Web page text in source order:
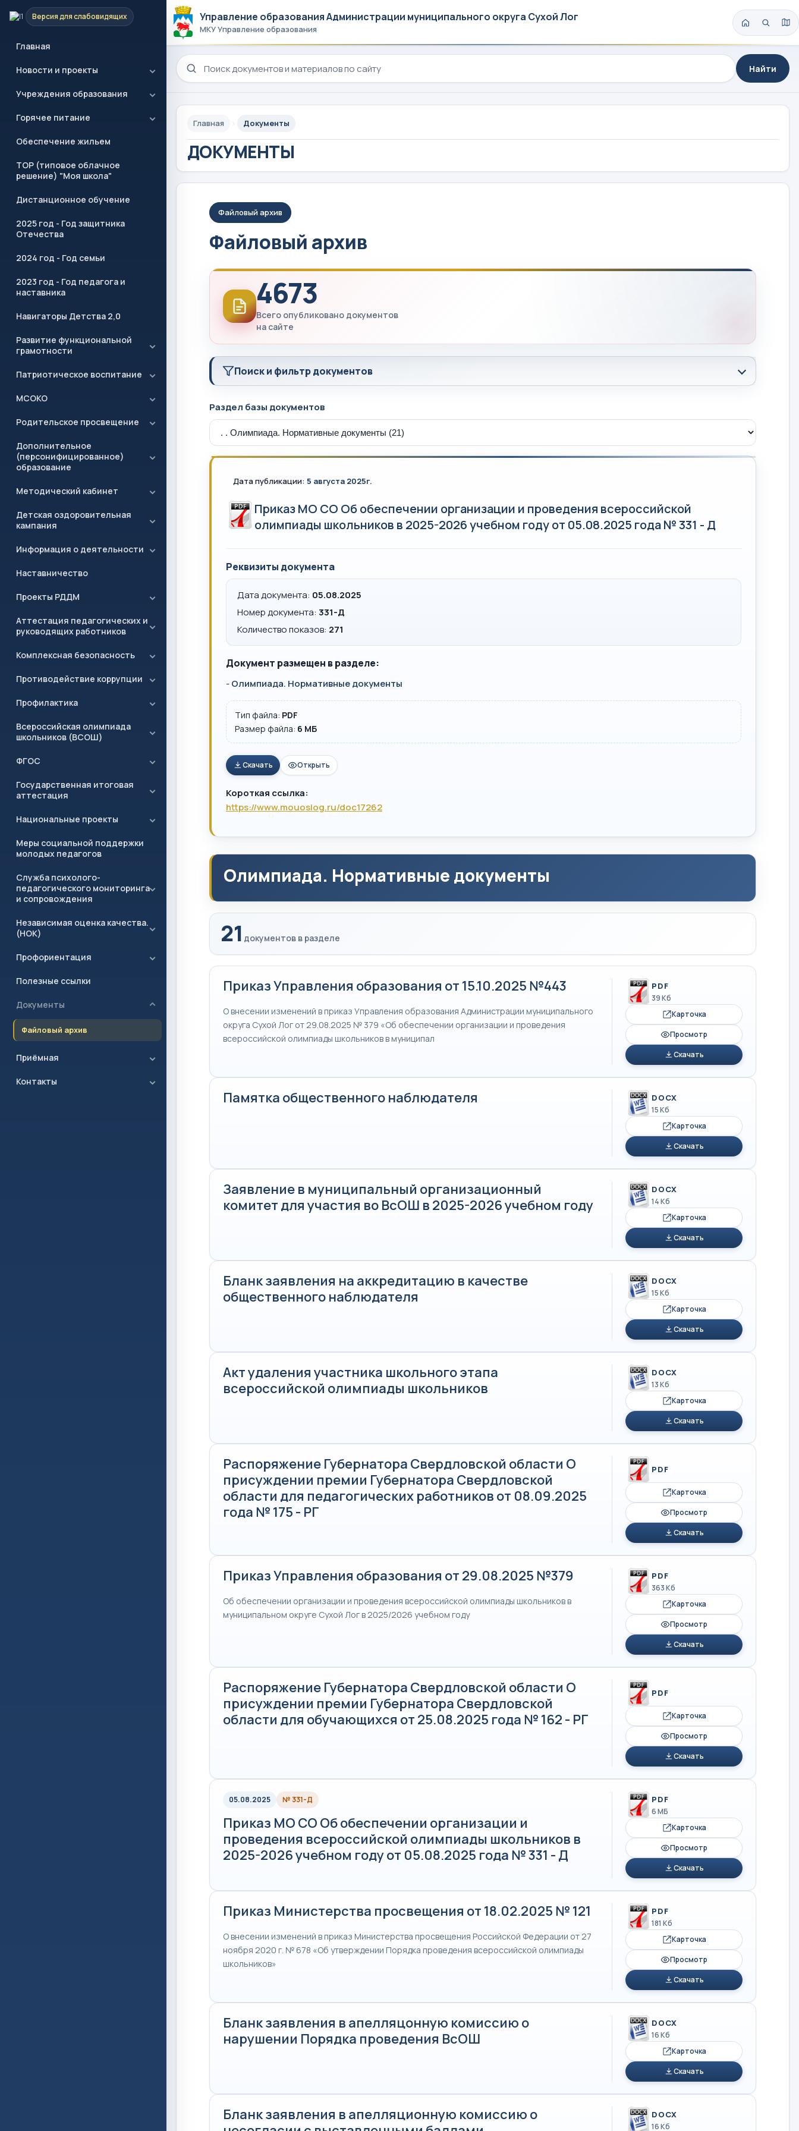
Версия для слабовидящих
Главная
Новости и проекты
Учреждения образования
Горячее питание
Обеспечение жильем
ТОР (типовое облачное
решение) "Моя школа"
Дистанционное обучение
2025 год - Год защитника
Отечества
2024 год - Год семьи
2023 год - Год педагога и
наставника
Навигаторы Детства 2,0
Развитие функциональной
грамотности
Патриотическое воспитание
МСОКО
Родительское просвещение
Дополнительное
(персонифицированное)
образование
Методический кабинет
Детская оздоровительная
кампания
Информация о деятельности
Наставничество
Проекты РДДМ
Аттестация педагогических и
руководящих работников
Комплексная безопасность
Противодействие коррупции
Профилактика
Всероссийская олимпиада
школьников (ВСОШ)
ФГОС
Государственная итоговая
аттестация
Национальные проекты
Меры социальной поддержки
молодых педагогов
Служба психолого-
педагогического мониторинга
и сопровождения
Независимая оценка качества.
(НОК)
Профориентация
Полезные ссылки
Документы
Файловый архив
Приёмная
Контакты
Управление образования Администрации муниципального округа Сухой Лог
МКУ Управление образования
Поиск по сайту
Найти
Главная Документы
ДОКУМЕНТЫ
Файловый архив
Файловый архив
4673
Всего опубликовано документов
на сайте
Поиск и фильтр документов
Раздел базы документов
Дата публикации: 5 августа 2025г.
Приказ МО СО Об обеспечении организации и проведения всероссийской
олимпиады школьников в 2025-2026 учебном году от 05.08.2025 года № 331 - Д
Реквизиты документа
Дата документа: 05.08.2025
Номер документа: 331-Д
Количество показов: 271
Документ размещен в разделе:
-Олимпиада. Нормативные документы
Тип файла: PDF
Размер файла: 6 MБ
Скачать Открыть
Короткая ссылка:
https://www.mouoslog.ru/doc17262
Олимпиада. Нормативные документы
21 документов в разделе
Приказ Управления образования от 15.10.2025 №443
О внесении изменений в приказ Управления образования Администрации муниципального
округа Сухой Лог от 29.08.2025 № 379 «Об обеспечении организации и проведения
всероссийской олимпиады школьников в муниципал
PDF
39 Кб
Карточка
Просмотр
Скачать
Памятка общественного наблюдателя DOCX
15 Кб
Карточка
Скачать
Заявление в муниципальный организационный
комитет для участия во ВсОШ в 2025-2026 учебном году
DOCX
14 Кб
Карточка
Скачать
Бланк заявления на аккредитацию в качестве
общественного наблюдателя
DOCX
15 Кб
Карточка
Скачать
Акт удаления участника школьного этапа
всероссийской олимпиады школьников
DOCX
13 Кб
Карточка
Скачать
Распоряжение Губернатора Свердловской области О
присуждении премии Губернатора Свердловской
области для педагогических работников от 08.09.2025
года № 175 - РГ
PDF
Карточка
Просмотр
Скачать
Приказ Управления образования от 29.08.2025 №379
Об обеспечении организации и проведения всероссийской олимпиады школьников в
муниципальном округе Сухой Лог в 2025/2026 учебном году
PDF
363 Кб
Карточка
Просмотр
Скачать
Распоряжение Губернатора Свердловской области О
присуждении премии Губернатора Свердловской
области для обучающихся от 25.08.2025 года № 162 - РГ
PDF
Карточка
Просмотр
Скачать
05.08.2025 № 331-Д
Приказ МО СО Об обеспечении организации и
проведения всероссийской олимпиады школьников в
2025-2026 учебном году от 05.08.2025 года № 331 - Д
PDF
6 МБ
Карточка
Просмотр
Скачать
Приказ Министерства просвещения от 18.02.2025 № 121
О внесении изменений в приказ Министерства просвещения Российской Федерации от 27
ноября 2020 г. № 678 «Об утверждении Порядка проведения всероссийской олимпиады
школьников»
PDF
181 Кб
Карточка
Просмотр
Скачать
Бланк заявления в апелляцонную комиссию о
нарушении Порядка проведения ВсОШ
DOCX
16 Кб
Карточка
Скачать
Бланк заявления в апелляционную комиссию о
DOCX
16 Кб